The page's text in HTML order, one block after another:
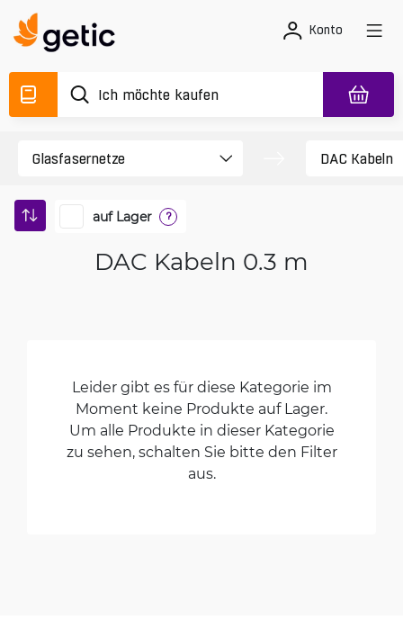
Konto
auf Lager ?
DAC Kabeln 0.3 m
Leider gibt es für diese Kategorie im
Moment keine Produkte auf Lager.
Um alle Produkte in dieser Kategorie
zu sehen, schalten Sie bitte den Filter
aus.